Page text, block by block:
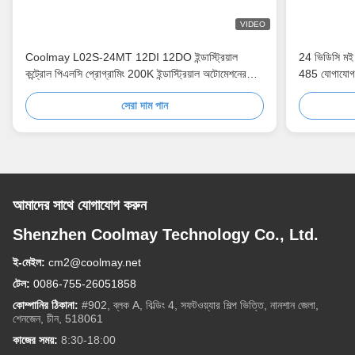
VIDEO
Coolmay L02S-24MT 12DI 12DO ইন্ডাস্ট্রিয়াল
কন্ট্রোল পিএলসি প্রোগ্রামিং 200K ইন্ডাস্ট্রিয়াল অটোমেশনের
জন্য পিএলসি 24VDC ইনপুট ডিজিটাল প্রোগ্রামযোগ্য কন্ট্রোলার
সেরা দাম পান
24 ভিডিসি
485 যোগাযোগ
আমাদের সাথে যোগাযোগ করুন
Shenzhen Coolmay Technology Co., Ltd.
ই-মেইল: cm2@coolmay.net
টেল: 0086-755-26051858
কোম্পানির ঠিকানা: #902, ব্লক A, বিল্ডিং 4, সফটওয়্যার শিল্প ভিত্তি, নানশান জেলা,
শেনজেন, চীন, 518061
কাজের সময়: 8:30-18:00